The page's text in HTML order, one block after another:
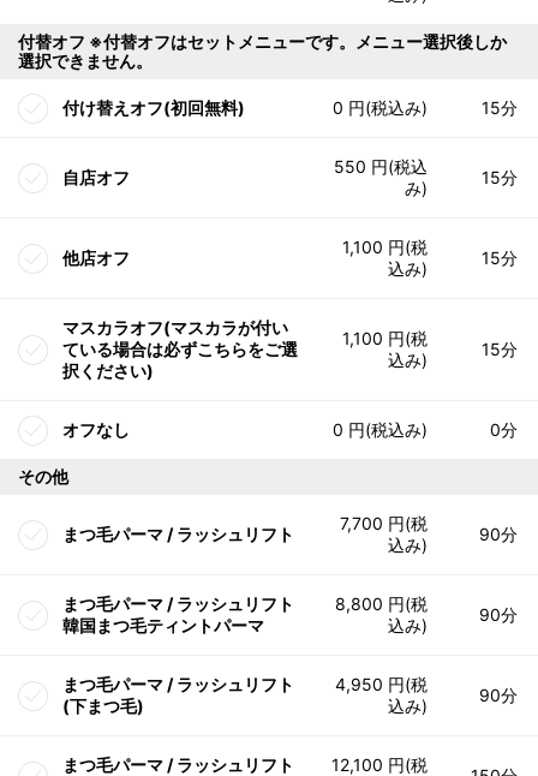
付替オフ ※付替オフはセットメニューです。メニュー選択後しか
選択できません。
付け替えオフ(初回無料) 0 円(税込み) 15分
自店オフ
550 円(税込
み)
15分
他店オフ
1,100 円(税
込み)
15分
マスカラオフ(マスカラが付い
ている場合は必ずこちらをご選
択ください)
1,100 円(税
込み)
15分
オフなし 0 円(税込み) 0分
その他
まつ毛パーマ / ラッシュリフト
7,700 円(税
込み)
90分
まつ毛パーマ / ラッシュリフト
韓国まつ毛ティントパーマ
8,800 円(税
込み)
90分
まつ毛パーマ / ラッシュリフト
(下まつ毛)
4,950 円(税
込み)
90分
まつ毛パーマ / ラッシュリフト 12,100 円(税